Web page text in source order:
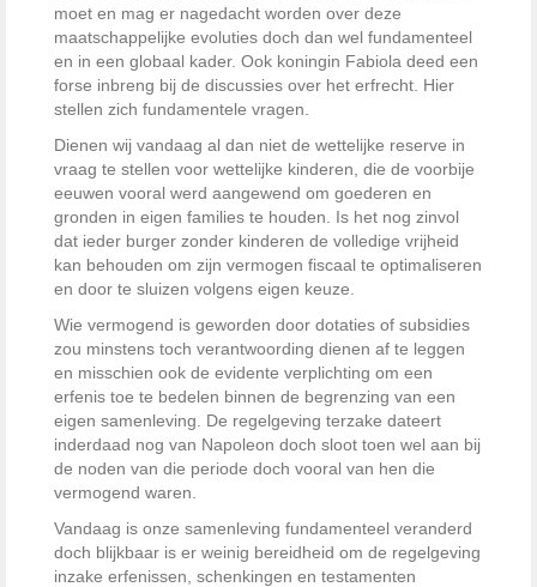
moet en mag er nagedacht worden over deze
maatschappelijke evoluties doch dan wel fundamenteel
en in een globaal kader. Ook koningin Fabiola deed een
forse inbreng bij de discussies over het erfrecht. Hier
stellen zich fundamentele vragen.
Dienen wij vandaag al dan niet de wettelijke reserve in
vraag te stellen voor wettelijke kinderen, die de voorbije
eeuwen vooral werd aangewend om goederen en
gronden in eigen families te houden. Is het nog zinvol
dat ieder burger zonder kinderen de volledige vrijheid
kan behouden om zijn vermogen fiscaal te optimaliseren
en door te sluizen volgens eigen keuze.
Wie vermogend is geworden door dotaties of subsidies
zou minstens toch verantwoording dienen af te leggen
en misschien ook de evidente verplichting om een
erfenis toe te bedelen binnen de begrenzing van een
eigen samenleving. De regelgeving terzake dateert
inderdaad nog van Napoleon doch sloot toen wel aan bij
de noden van die periode doch vooral van hen die
vermogend waren.
Vandaag is onze samenleving fundamenteel veranderd
doch blijkbaar is er weinig bereidheid om de regelgeving
inzake erfenissen, schenkingen en testamenten